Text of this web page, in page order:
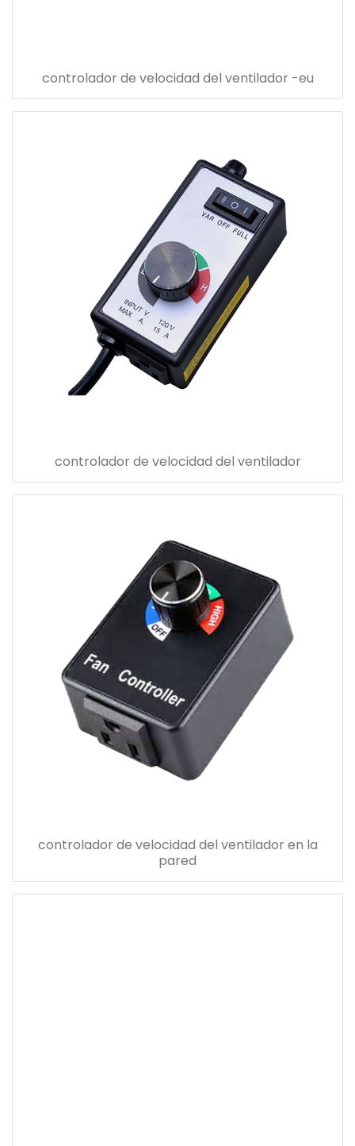
controlador de velocidad del ventilador -eu
controlador de velocidad del ventilador
controlador de velocidad del ventilador en la
pared